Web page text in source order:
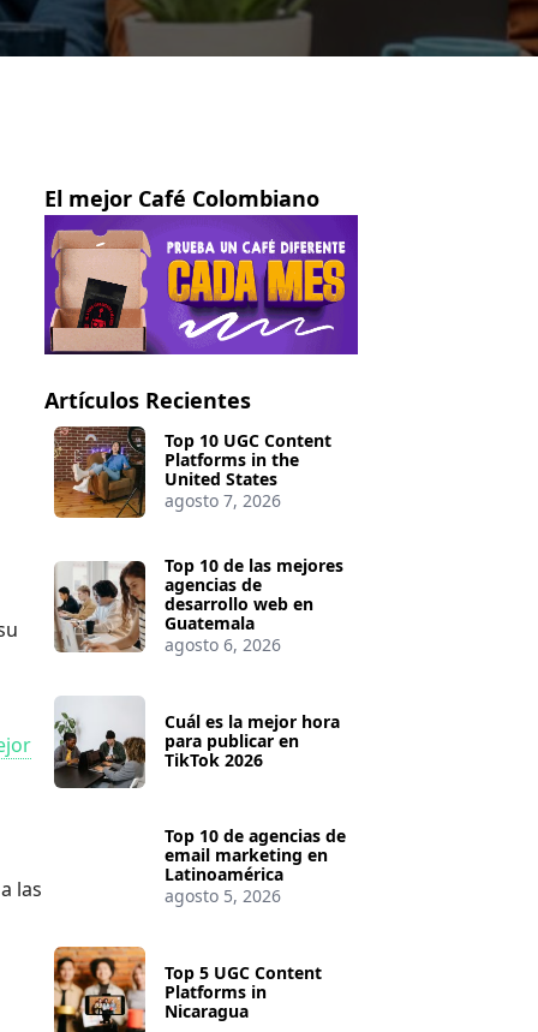
las
El mejor Café Colombiano
Artículos Recientes
Top 10 UGC Content
Platforms in the
United States
agosto 7, 2026
Top 10 de las mejores
agencias de
desarrollo web en
Guatemala
agosto 6, 2026
Cuál es la mejor hora
para publicar en
TikTok 2026
Top 10 de agencias de
email marketing en
Latinoamérica
agosto 5, 2026
Top 5 UGC Content
Platforms in
Nicaragua